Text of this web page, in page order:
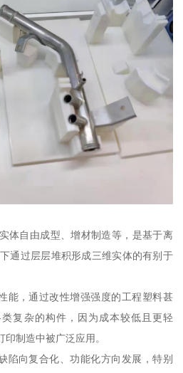
体自由成型、增材制造等，是基于离
通过层层堆积形成三维实体的有别于
能，通过改性增强强度的工程塑料甚
复杂的构件，因为成本较低且更轻
制造中被广泛应用。
陷向复合化、功能化方向发展，特别